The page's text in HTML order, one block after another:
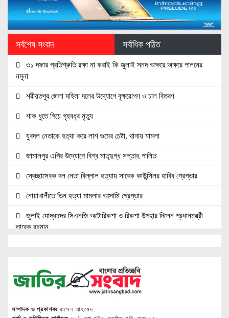
সর্বশেষ সংবাদ সর্বাধিক পঠিত
৩১ দফার প্রতিশ্রুতি রক্ষা না করাই কি জুলাই সনদ অক্ষরে অক্ষরে পালনের
নমুনা
শরীয়তপুর জেলা মহিলা দলের উদ্যোগে বৃক্ষরোপণ ও চাল বিতরণ
শাক ধুতে গিয়ে গৃহবধূর মৃত্যু
যুবদল নেতাকে হত্যা করে লাশ গুমের চেষ্টা, থানায় মামলা
জামালপুর এপির উদ্যোগে বিশ্ব মাতৃদুগ্ধ সপ্তাহ পালিত
স্বেচ্ছাসেবক দল নেতা বিল্লাল হত্যায় সাবেক কাউন্সিলর হাবিব গ্রেপ্তার
নোয়াখালীতে তিন হত্যা মামলার আসামি গ্রেপ্তার
জুলাই যোদ্ধাদের সিএনজি অটোরিকশা ও রিকশা উপহার দিলেন প্রধানমন্ত্রী
তারেক রহমান
নোয়াখালীতে ৯৭৯০ ইয়াবাসহ দুই পাচারকারী গ্রেপ্তার
নোয়াখালীতে সিএনজিতে ১১ কেজি গাঁজা, গ্রেপ্তার ১
নোয়াখালীতে বিএনপি নেতাকে গুলি, লাগল সহযোগীর বুকে
সম্পাদক ও প্রকাশকঃ রাসেল আহমেদ